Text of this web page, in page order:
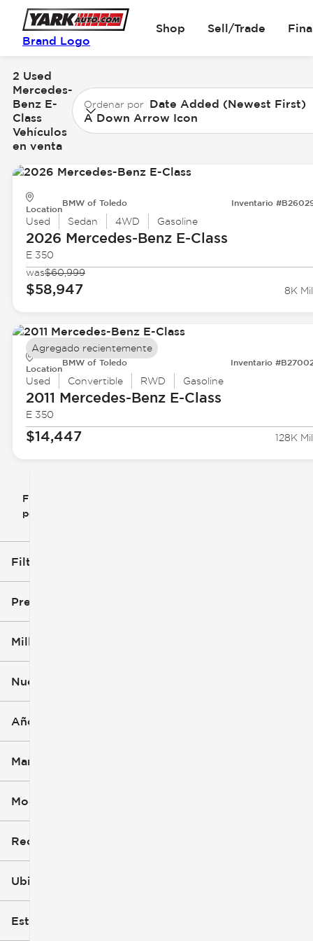
Brand Logo
Shop Sell/Trade
Filtrar
por
Filtros aplicados (3)
E-Class
Precio
Millaje
Nuevo o usado (1)
Año
Marca (1)
Modelo (1)
Recorte
Ubicación
Estilo de carrocería
2 Used
Mercedes-
Benz E-
Class
Vehículos
en venta
Ordenar por Date Added (Newest First)
A Down Arrow Icon
Location
BMW of Toledo Inventario
Used Sedan 4WD Gasoline
2026 Mercedes-BenzE-Class
E 350
was$60,999
$58,947 8K
Location
BMW of Toledo Inventario
Used Convertible RWD Gasoline
2011 Mercedes-BenzE-Class
E 350
$14,447 128K
Agregado recientemente